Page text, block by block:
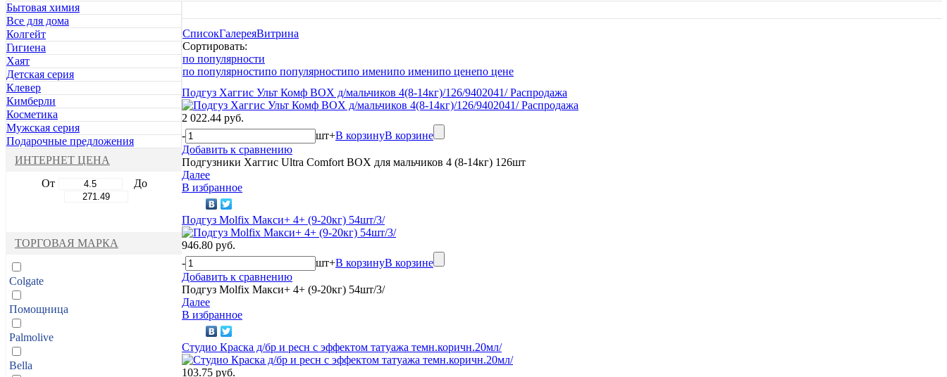
Бытовая химия
Все для дома
Колгейт
Гигиена
Хаят
Детская серия
Клевер
Кимберли
Косметика
Мужская серия
Подарочные предложения
ИНТЕРНЕТ ЦЕНА
От
До
ТОРГОВАЯ МАРКА
Colgate
Помощница
Palmolive
Bella
СписокГалереяВитрина
Сортировать:
по популярности
по популярностипо популярностипо именипо именипо ценепо цене
Подгуз Хаггис Ульт Комф BOX д/мальчиков 4(8-14кг)/126/9402041/ Распродажа
2 022.44 руб.
-
шт+В корзинуВ корзине
Добавить к сравнению
Подгузники Хаггис Ultra Comfort BOX для мальчиков 4 (8-14кг) 126шт
Далее
В избранное
Подгуз Molfix Макси+ 4+ (9-20кг) 54шт/3/
946.80 руб.
-
шт+В корзинуВ корзине
Добавить к сравнению
Подгуз Molfix Макси+ 4+ (9-20кг) 54шт/3/
Далее
В избранное
Студио Краска д/бр и ресн с эффектом татуажа темн.коричн.20мл/
103.75 руб.